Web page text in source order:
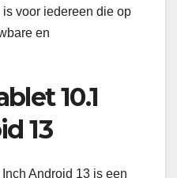
voor iedereen die op
en
10.1
13
Android 13 is een